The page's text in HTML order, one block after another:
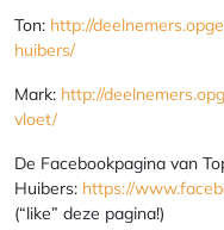
Ton: http://
huibers/
Mark: http://
vloet/
De Facebookpagina van
Huibers: https://
(“like” deze pagina!)